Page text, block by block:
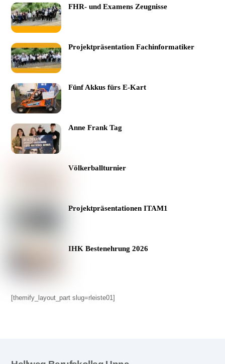
FHR- und Examens Zeugnisse
Projektpräsentation Fachinformatiker
Fünf Akkus fürs E-Kart
Anne Frank Tag
Völkerballturnier
Projektpräsentationen ITAM1
IHK Bestenehrung 2026
[themify_layout_part slug=rleiste01]
Back